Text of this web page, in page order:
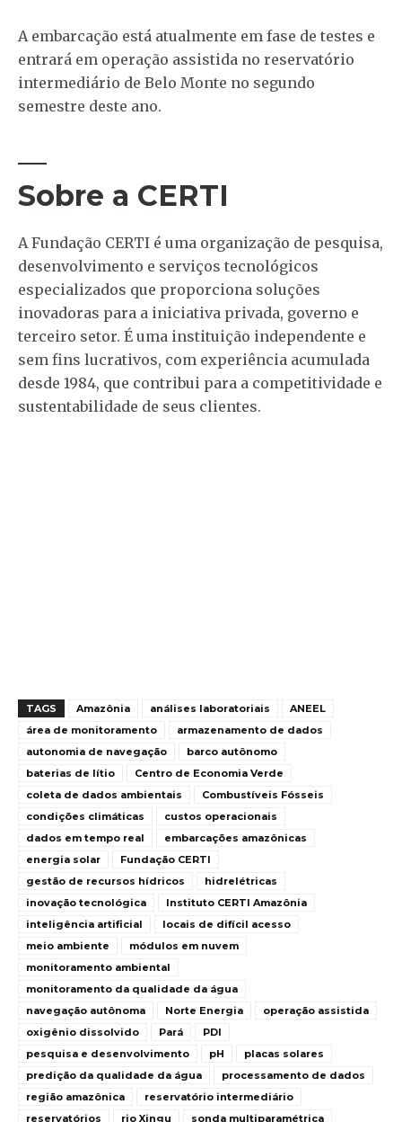
A embarcação está atualmente em fase de testes e
entrará em operação assistida no reservatório
intermediário de Belo Monte no segundo
semestre deste ano.
—
Sobre a CERTI
A Fundação CERTI é uma organização de pesquisa,
desenvolvimento e serviços tecnológicos
especializados que proporciona soluções
inovadoras para a iniciativa privada, governo e
terceiro setor. É uma instituição independente e
sem fins lucrativos, com experiência acumulada
desde 1984, que contribui para a competitividade e
sustentabilidade de seus clientes.
TAGS Amazônia análises laboratoriais
ANEEL
área de monitoramento
armazenamento de dados
autonomia de navegação
barco autônomo
baterias de lítio
Centro de Economia Verde
coleta de dados ambientais
Combustíveis Fósseis
condições climáticas
custos operacionais
dados em tempo real
embarcações amazônicas
energia solar
Fundação CERTI
gestão de recursos hídricos
hidrelétricas
inovação tecnológica
Instituto CERTI Amazônia
inteligência artificial
locais de difícil acesso
meio ambiente
módulos em nuvem
monitoramento ambiental
monitoramento da qualidade da água
navegação autônoma
Norte Energia
operação assistida
oxigênio dissolvido
Pará
PDI
pesquisa e desenvolvimento
pH
placas solares
predição da qualidade da água
processamento de dados
região amazônica
reservatório intermediário
reservatórios
rio Xingu sonda multiparamétrica